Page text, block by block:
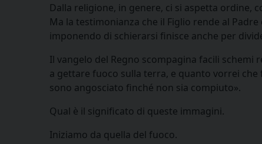
Dalla religione, in genere, ci si aspetta ordine,
Ma la testimonianza che il Figlio rende al
imponendo di schierarsi finisce anche per
Il vangelo del Regno scompagina facili schemi
a gettare fuoco sulla terra, e quanto vorrei
sono angosciato finché non sia compiuto».
Qual è il significato di queste immagini.
Iniziamo da quella del fuoco.